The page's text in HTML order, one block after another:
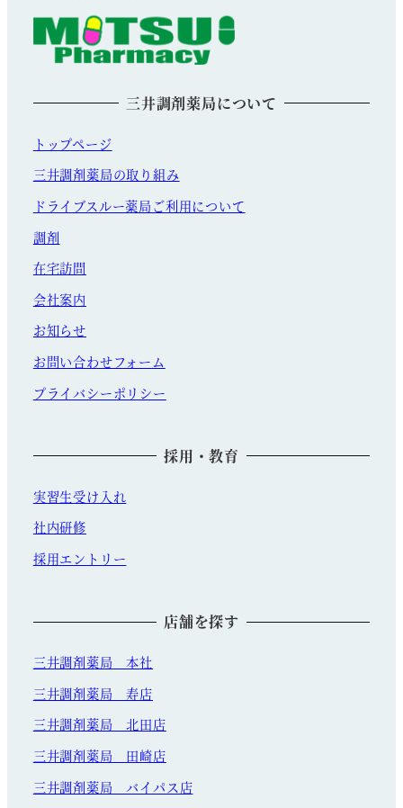
三井調剤薬局について
トップページ
三井調剤薬局の取り組み
ドライブスルー薬局ご利用について
調剤
在宅訪問
会社案内
お知らせ
お問い合わせフォーム
プライバシーポリシー
採用・教育
実習生受け入れ
社内研修
採用エントリー
店舗を探す
三井調剤薬局 本社
三井調剤薬局 寿店
三井調剤薬局 北田店
三井調剤薬局 田崎店
三井調剤薬局 バイパス店